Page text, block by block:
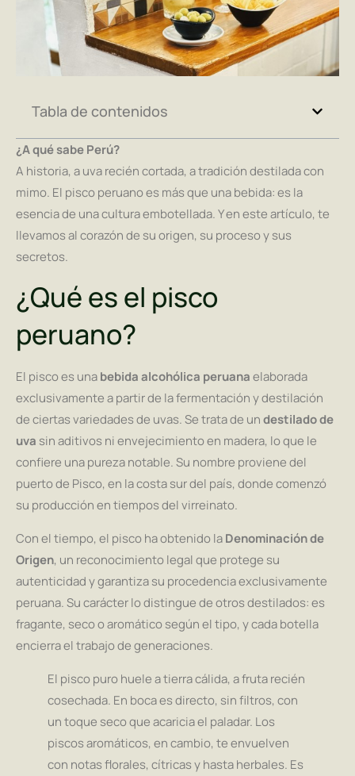
Tabla de contenidos
¿A qué sabe Perú?
A historia, a uva recién cortada, a tradición destilada con
mimo. El pisco peruano es más que una bebida: es la
esencia de una cultura embotellada. Y en este artículo, te
llevamos al corazón de su origen, su proceso y sus
secretos.
¿Qué es el pisco
peruano?
El pisco es unabebida alcohólica peruanaelaborada
exclusivamente a partir de la fermentación y destilación
de ciertas variedades de uvas. Se trata de undestilado de
uva sin aditivos ni envejecimiento en madera, lo que le
confiere una pureza notable. Su nombre proviene del
puerto de Pisco, en la costa sur del país, donde comenzó
su producción en tiempos del virreinato.
Con el tiempo, el pisco ha obtenido laDenominación de
Origen, un reconocimiento legal que protege su
autenticidad y garantiza su procedencia exclusivamente
peruana. Su carácter lo distingue de otros destilados: es
fragante, seco o aromático según el tipo, y cada botella
encierra el trabajo de generaciones.
El pisco puro huele a tierra cálida, a fruta recién
cosechada. En boca es directo, sin filtros, con
un toque seco que acaricia el paladar. Los
piscos aromáticos, en cambio, te envuelven
con notas florales, cítricas y hasta herbales. Es